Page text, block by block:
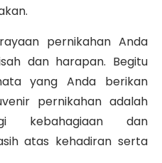
pernikahan Anda
dan harapan. Begitu
yang Anda berikan
pernikahan adalah
kebahagiaan dan
atas kehadiran serta